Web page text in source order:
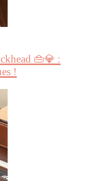
👜💎 :
!